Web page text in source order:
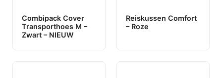
Combipack Cover
Transporthoes M –
Zwart – NIEUW
Reiskussen Comfort
– Roze